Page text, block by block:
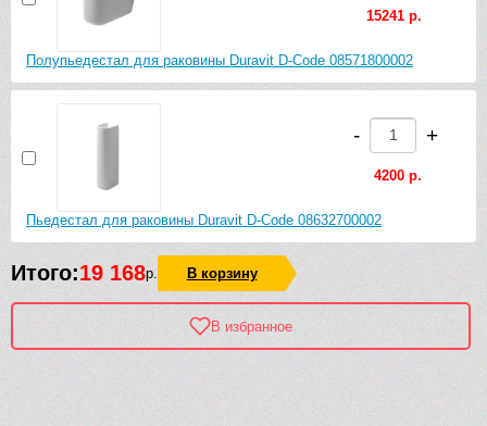
Полупьедестал для раковины Duravit D-Code 08571800002
15241 р.
Пьедестал для раковины Duravit D-Code 08632700002
- +
4200 р.
Итого:19 168р. В корзину
В избранное